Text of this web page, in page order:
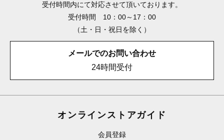
受付時間内にて対応させて頂いております。
受付時間 10：00～17：00
（土・日・祝日を除く）
メールでのお問い合わせ
24時間受付
オンラインストアガイド
会員登録